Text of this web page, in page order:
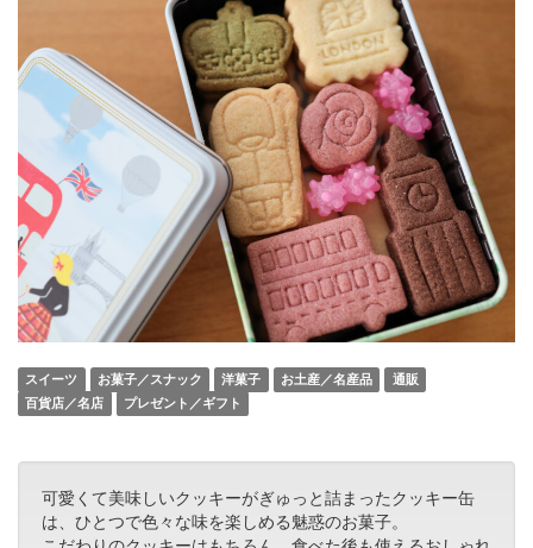
スイーツ お菓子／スナック 洋菓子 お土産／名産品
通販
百貨店／名店
プレゼント／ギフト
可愛くて美味しいクッキーがぎゅっと詰まったクッキー缶
は、ひとつで色々な味を楽しめる魅惑のお菓子。